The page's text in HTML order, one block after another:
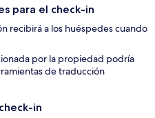
para el check-in
recibirá a los huéspedes cuando
por la propiedad podría
de traducción
in